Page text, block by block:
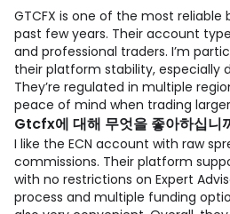
GTCFX is one of the most reliable
past few years. Their account
and professional traders. I’m
their platform stability, especially
They’re regulated in multiple
peace of mind when trading
Gtcfx에 대해 무엇을 좋아하십니
I like the ECN account with raw
commissions. Their platform
with no restrictions on Expert
process and multiple funding